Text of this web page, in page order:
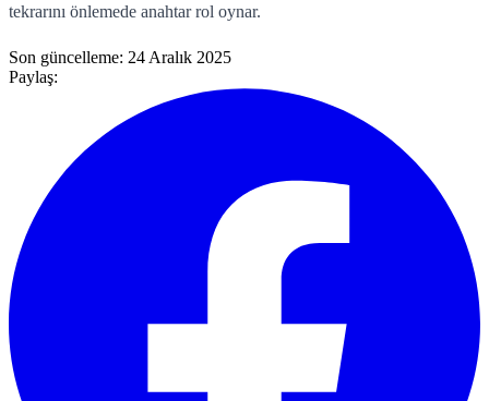
tekrarını önlemede anahtar rol oynar.
Son güncelleme: 24 Aralık 2025
Paylaş: